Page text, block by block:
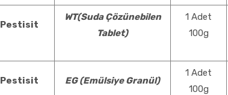
Pestisit
WT(Suda Çözünebilen
Tablet)
1 Adet
100g
Pestisit EG (Emülsiye Granül)
1 Adet
100g